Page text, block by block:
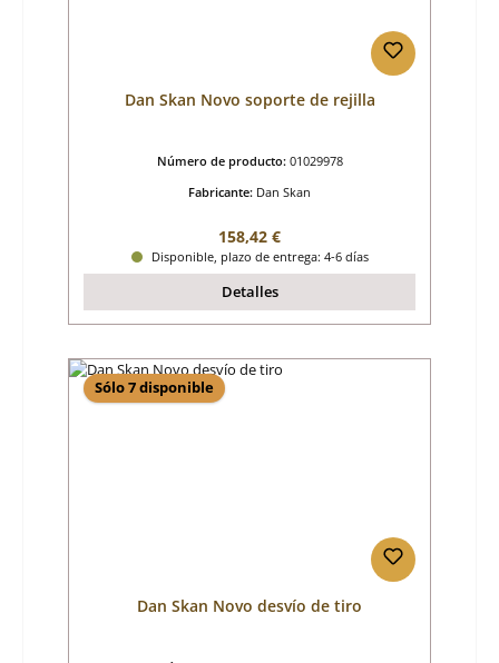
Dan Skan Novo soporte de rejilla
Número de producto: 01029978
Fabricante: Dan Skan
Precio normal:
158,42 €
Disponible, plazo de entrega: 4-6 días
Detalles
Sólo 7 disponible
Dan Skan Novo desvío de tiro